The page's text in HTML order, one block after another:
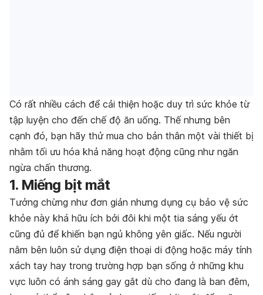
Có rất nhiều cách để cải thiện hoặc duy trì sức khỏe từ
tập luyện cho đến chế độ ăn uống. Thế nhưng bên
cạnh đó, bạn hãy thử mua cho bản thân một vài thiết bị
nhằm tối ưu hóa khả năng hoạt động cũng như ngăn
ngừa chấn thương.
1. Miếng bịt mắt
Tưởng chừng như đơn giản nhưng dụng cụ bảo vệ sức
khỏe này khá hữu ích bởi đôi khi một tia sáng yếu ớt
cũng đủ để khiến bạn ngủ không yên giấc. Nếu người
nằm bên luôn sử dụng điện thoại di động hoặc máy tính
xách tay hay trong trường hợp bạn sống ở những khu
vực luôn có ánh sáng gay gắt dù cho đang là ban đêm,